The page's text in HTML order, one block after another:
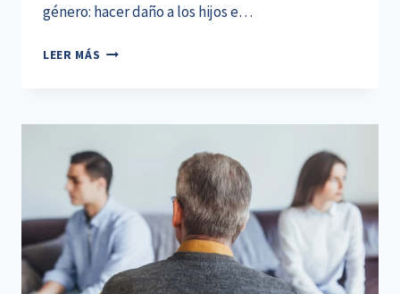
género: hacer daño a los hijos e…
LEER MÁS VIOLENCIA
SE
RECONOCE
Y
QUÉ
PREVÉ
LA
FUTURA